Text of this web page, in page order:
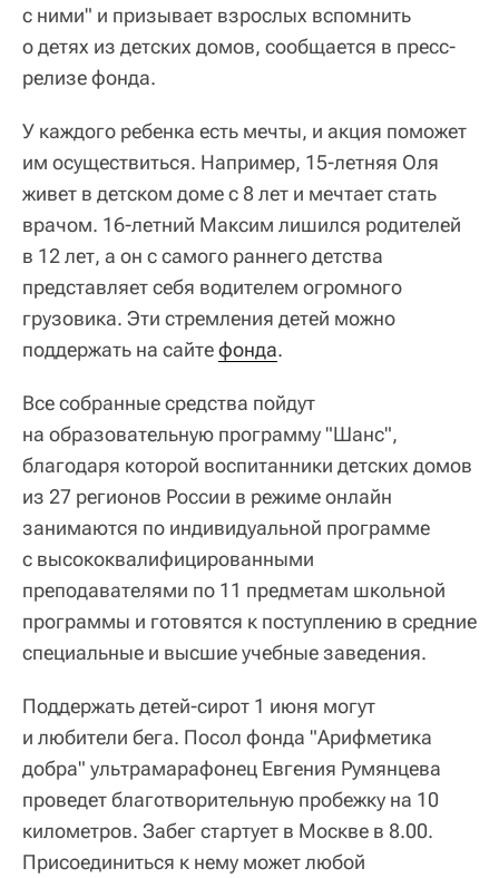
с ними" и призывает взрослых вспомнить
о детях из детских домов, сообщается в пресс-
релизе фонда.
У каждого ребенка есть мечты, и акция поможет
им осуществиться. Например, 15-летняя Оля
живет в детском доме с 8 лет и мечтает стать
врачом. 16-летний Максим лишился родителей
в 12 лет, а он с самого раннего детства
представляет себя водителем огромного
грузовика. Эти стремления детей можно
поддержать на сайтефонда.
Все собранные средства пойдут
на образовательную программу "Шанс",
благодаря которой воспитанники детских домов
из 27 регионов России в режиме онлайн
занимаются по индивидуальной программе
с высококвалифицированными
преподавателями по 11 предметам школьной
программы и готовятся к поступлению в средние
специальные и высшие учебные заведения.
Поддержать детей-сирот 1 июня могут
и любители бега. Посол фонда "Арифметика
добра" ультрамарафонец Евгения Румянцева
проведет благотворительную пробежку на 10
километров. Забег стартует в Москве в 8.00.
Присоединиться к нему может любой